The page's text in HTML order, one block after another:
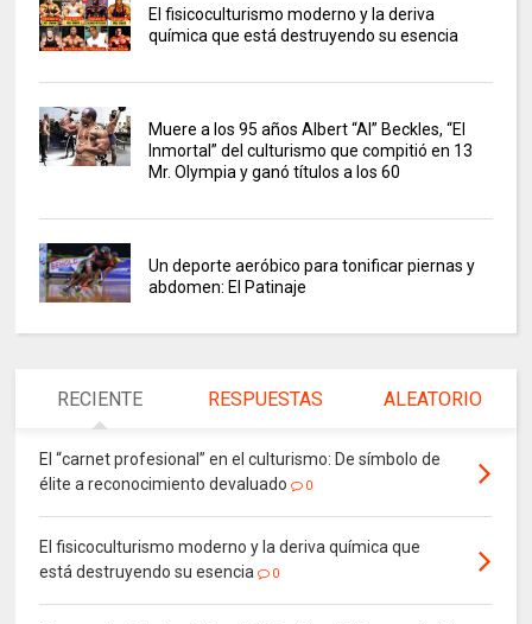
El fisicoculturismo moderno y la deriva
química que está destruyendo su esencia
Muere a los 95 años Albert “Al” Beckles, “El
Inmortal” del culturismo que compitió en 13
Mr. Olympia y ganó títulos a los 60
Un deporte aeróbico para tonificar piernas y
abdomen: El Patinaje
RECIENTE RESPUESTAS ALEATORIO
El “carnet profesional” en el culturismo: De símbolo de
élite a reconocimiento devaluado
0
El fisicoculturismo moderno y la deriva química que
está destruyendo su esencia
0